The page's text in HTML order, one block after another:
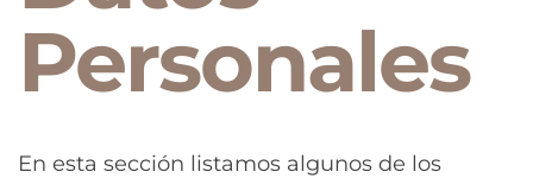
Personales
En esta sección listamos algunos de los